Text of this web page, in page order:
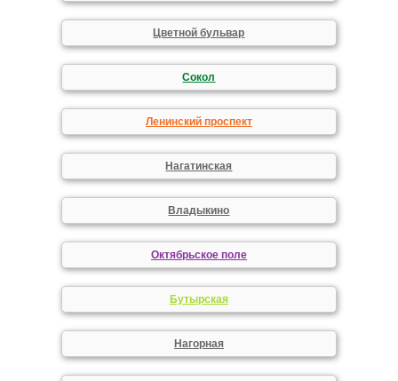
Цветной бульвар
Сокол
Ленинский проспект
Нагатинская
Владыкино
Октябрьское поле
Бутырская
Нагорная